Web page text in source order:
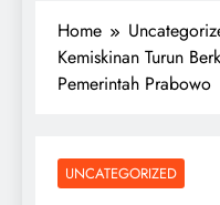
Home
Kemiskinan Turun
Pemerintah Prabowo
UNCATEGORIZED